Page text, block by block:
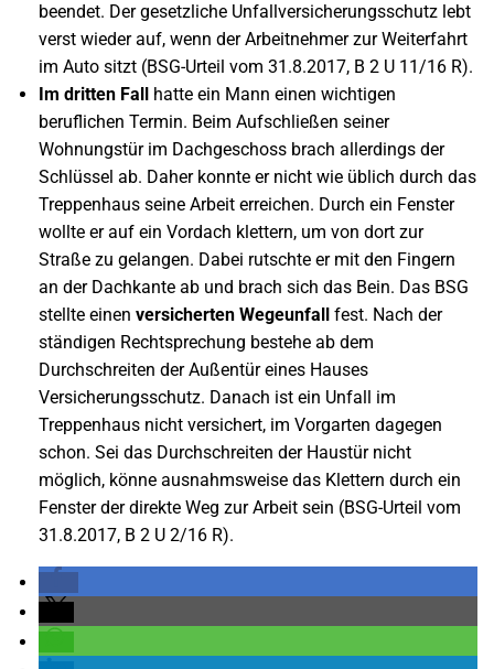
beendet. Der gesetzliche Unfallversicherungsschutz lebt
verst wieder auf, wenn der Arbeitnehmer zur Weiterfahrt
im Auto sitzt (BSG-Urteil vom 31.8.2017, B 2 U 11/16 R).
Im dritten Fall hatte ein Mann einen wichtigen
beruflichen Termin. Beim Aufschließen seiner
Wohnungstür im Dachgeschoss brach allerdings der
Schlüssel ab. Daher konnte er nicht wie üblich durch das
Treppenhaus seine Arbeit erreichen. Durch ein Fenster
wollte er auf ein Vordach klettern, um von dort zur
Straße zu gelangen. Dabei rutschte er mit den Fingern
an der Dachkante ab und brach sich das Bein. Das BSG
stellte einen versicherten Wegeunfall fest. Nach der
ständigen Rechtsprechung bestehe ab dem
Durchschreiten der Außentür eines Hauses
Versicherungsschutz. Danach ist ein Unfall im
Treppenhaus nicht versichert, im Vorgarten dagegen
schon. Sei das Durchschreiten der Haustür nicht
möglich, könne ausnahmsweise das Klettern durch ein
Fenster der direkte Weg zur Arbeit sein (BSG-Urteil vom
31.8.2017, B 2 U 2/16 R).